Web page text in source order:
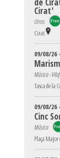
Cirat'
Otros
Cirat
09/08/26
Música -
Tasca de la
09/08/26
Cinc
Música
Plaça